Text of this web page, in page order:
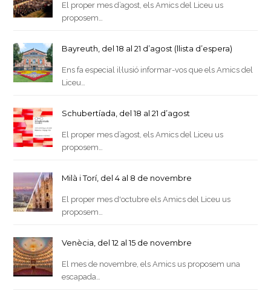
El proper mes d’agost, els Amics del Liceu us
proposem…
Bayreuth, del 18 al 21 d’agost (llista d’espera)
Ens fa especial il·lusió informar-vos que els Amics del
Liceu…
Schubertíada, del 18 al 21 d’agost
El proper mes d’agost, els Amics del Liceu us
proposem…
Milà i Torí, del 4 al 8 de novembre
El proper mes d'octubre els Amics del Liceu us
proposem…
Venècia, del 12 al 15 de novembre
El mes de novembre, els Amics us proposem una
escapada…